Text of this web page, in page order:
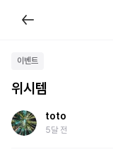
이벤트
위시템
toto
5달 전